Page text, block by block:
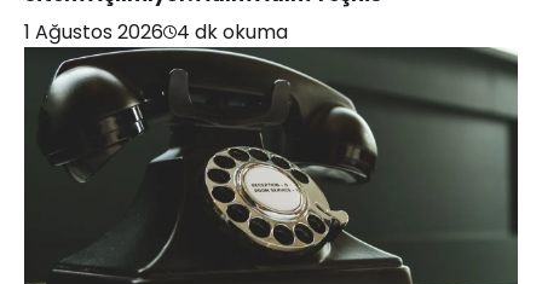
1 Ağustos 2026 4 dk okuma